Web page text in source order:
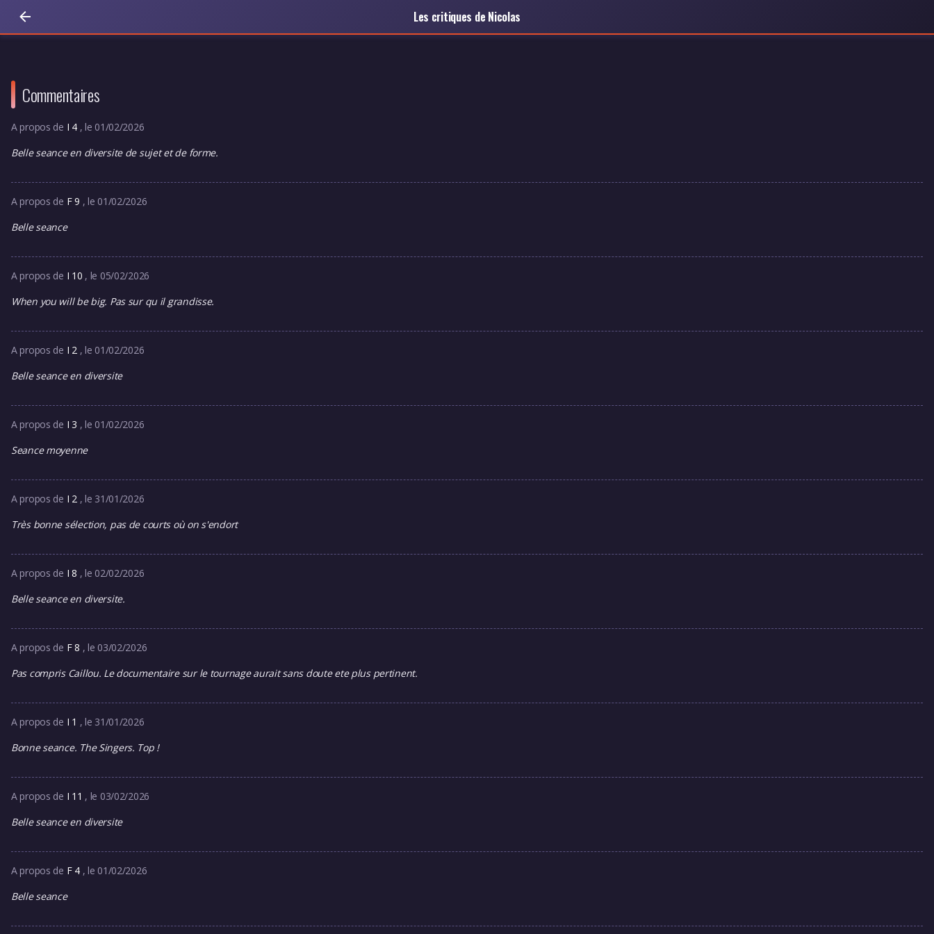
Les critiques de Nicolas
Commentaires
A propos de I 4 , le 01/02/2026
Belle seance en diversite de sujet et de forme.
A propos de F 9 , le 01/02/2026
Belle seance
A propos de I 10 , le 05/02/2026
When you will be big. Pas sur qu il grandisse.
A propos de I 2 , le 01/02/2026
Belle seance en diversite
A propos de I 3 , le 01/02/2026
Seance moyenne
A propos de I 2 , le 31/01/2026
Très bonne sélection, pas de courts où on s'endort
A propos de I 8 , le 02/02/2026
Belle seance en diversite.
A propos de F 8 , le 03/02/2026
Pas compris Caillou. Le documentaire sur le tournage aurait sans doute ete plus pertinent.
A propos de I 1 , le 31/01/2026
Bonne seance. The Singers. Top !
A propos de I 11 , le 03/02/2026
Belle seance en diversite
A propos de F 4 , le 01/02/2026
Belle seance